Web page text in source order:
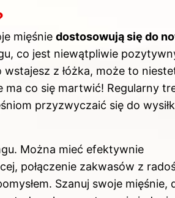
mięśnie dostosowują się do
co jest niewątpliwie
z łóżka, może to
ma co się martwić! Regularny
przyzwyczaić się do
Można mieć efektywnie
połączenie zakwasów z
Szanuj swoje mięśnie,